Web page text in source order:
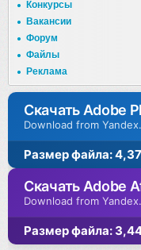
Конкурсы
Вакансии
Форум
Файлы
Реклама
Скачать Adobe
Download from
Размер файла:
Скачать Adobe
Download from
Размер файла: